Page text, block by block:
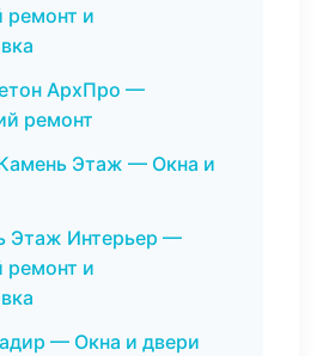
ремонт и
АрхПро —
ремонт
Этаж — Окна и
Этаж Интерьер —
ремонт и
— Окна и двери